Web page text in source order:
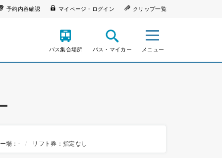
予約内容確認 マイページ・ログイン クリップ一覧
バス集合場所 バス・マイカー メニュー
場：- リフト券：指定なし